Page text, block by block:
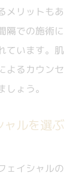
間隔の違
メリットもあ
隔での施術に
ています。肌
よるカウンセ
ょう。
ルを選ぶ
ェイシャルの